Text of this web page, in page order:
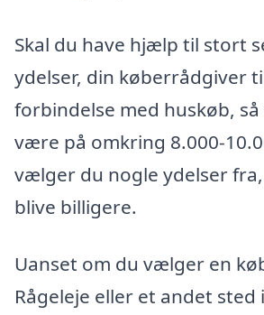
Skal du have hjælp til stort
ydelser, din køberrådgiver
forbindelse med huskøb,
være på omkring 8.000-
vælger du nogle ydelser
blive billigere.
Uanset om du vælger en
Rågeleje eller et andet sted